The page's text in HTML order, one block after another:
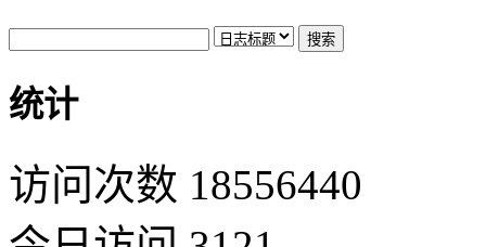
统计
访问次数 18556440